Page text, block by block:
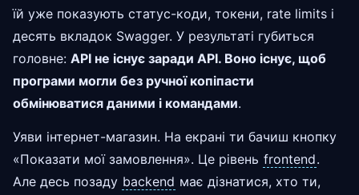
їй уже показують статус-коди, токени, rate limits і
десять вкладок Swagger. У результаті губиться
головне: API не існує заради API. Воно існує, щоб
програми могли без ручної копіпасти
обмінюватися даними і командами.
Уяви інтернет-магазин. На екрані ти бачиш кнопку
«Показати мої замовлення». Це рівень frontend.
Але десь позаду backend має дізнатися, хто ти,